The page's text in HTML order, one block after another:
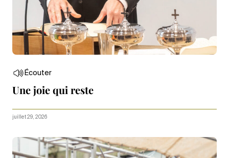
Écouter
Une joie qui reste
juillet 29, 2026